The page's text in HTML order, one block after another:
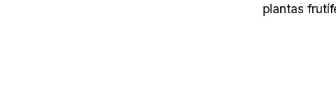
plantas